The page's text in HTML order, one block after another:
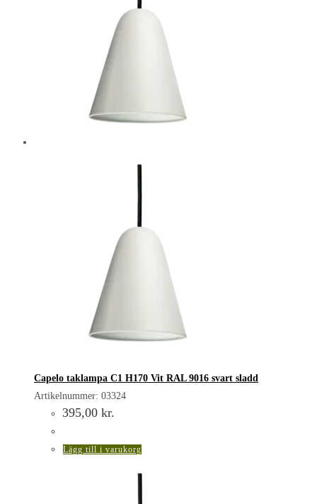
Capelo taklampa C1 H170 Vit RAL 9016 svart sladd
Artikelnummer: 03324
395,00 kr.
Lägg till i varukorg